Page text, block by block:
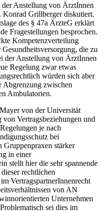
Anstellung von ÄrztInnen
Konrad Grillbergerdiskutiert.
des § 47a ÄrzteG erklärt
Fragestellungen besprochen.
Kompetenzverteilung
die zu
der Anstellung von ÄrztInnen
Regelung zwar etwas
würden sich aber
Abgrenzung zwischen
Ambulatorien.
von der Universität
Vertragsbeziehungen und
je nach
bei
Gruppenpraxen stärker
in einer
stellt hier die sehr spannende
rechtlichen
VertragspartnerInnenrecht
von AN
Unternehmen
sei dies im